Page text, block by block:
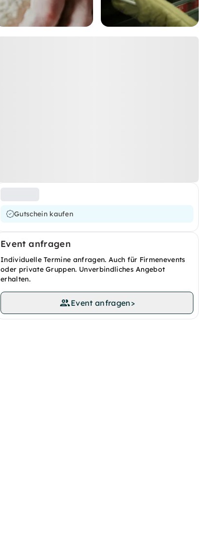
Gutschein kaufen
Event anfragen
Individuelle Termine anfragen. Auch für Firmenevents
oder private Gruppen. Unverbindliches Angebot
erhalten.
Event anfragen>